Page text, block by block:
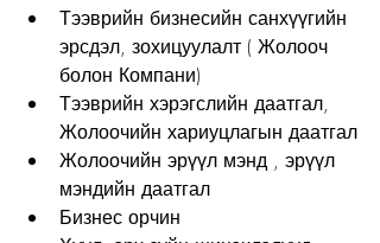
Тээврийн бизнесийн санхүүгийн
эрсдэл, зохицуулалт ( Жолооч
болон Компани)
Тээврийн хэрэгслийн даатгал,
Жолоочийн хариуцлагын даатгал
Жолоочийн эрүүл мэнд , эрүүл
мэндийн даатгал
Бизнес орчин